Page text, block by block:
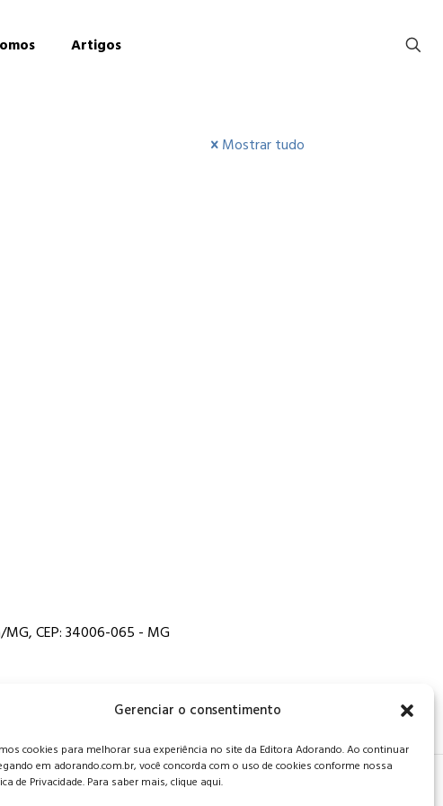
Gerenciar o consentimento
cookies para melhorar sua experiência no site da Editora Adorando. Ao continuar
em adorando.com.br, você concorda com o uso de cookies conforme nossa
de Privacidade. Para saber mais, clique aqui.
Artigos
Mostrar tudo
MG, CEP: 34006-065 - MG